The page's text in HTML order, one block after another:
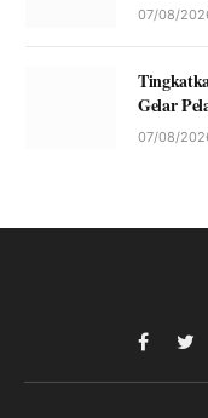
07/08/
Gelar
07/08/